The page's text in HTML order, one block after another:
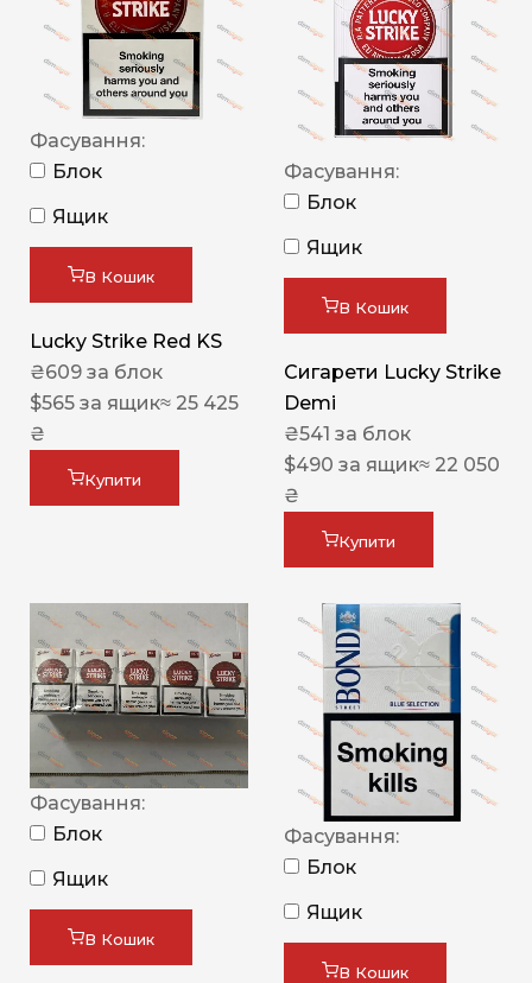
Фасування:
Блок
Ящик
В Кошик
Lucky Strike Red KS
₴609 за блок
$565 за ящик≈ 25 425
₴
Купити
Фасування:
Блок
Ящик
В Кошик
Сигарети Lucky Strike
Demi
₴541 за блок
$490 за ящик≈ 22 050
₴
Купити
Фасування:
Блок
Ящик
В Кошик
Фасування:
Блок
Ящик
В Кошик